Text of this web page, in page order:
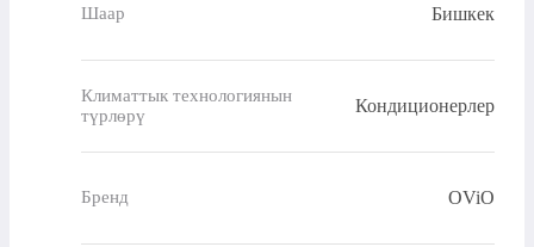
Шаар Бишкек
Климаттык технологиянын
түрлөрү
Кондиционерлер
Бренд OViO